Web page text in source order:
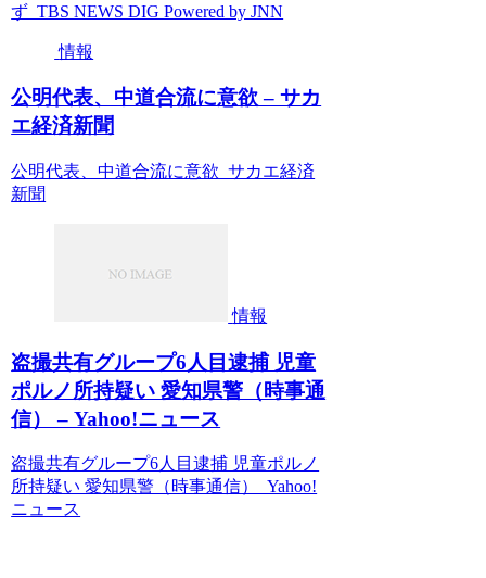
ず TBS NEWS DIG Powered by JNN
情報
公明代表、中道合流に意欲 – サカ
エ経済新聞
公明代表、中道合流に意欲 サカエ経済
新聞
情報
盗撮共有グループ6人目逮捕 児童
ポルノ所持疑い 愛知県警（時事通
信） – Yahoo!ニュース
盗撮共有グループ6人目逮捕 児童ポルノ
所持疑い 愛知県警（時事通信） Yahoo!
ニュース